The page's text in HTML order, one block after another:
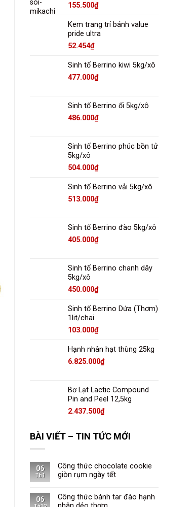
Deco cắm mặt bánh
my love bạc
Deco cắm mặt bánh
155.500₫
Kem trang trí bánh value
pride ultra
52.454₫
Sinh tố Berrino kiwi 5kg/xô
477.000₫
Sinh tố Berrino ổi 5kg/xô
486.000₫
Sinh tố Berrino phúc bồn tử
5kg/xô
504.000₫
Sinh tố Berrino vải 5kg/xô
513.000₫
Sinh tố Berrino đào 5kg/xô
405.000₫
Sinh tố Berrino chanh dây
5kg/xô
450.000₫
Sinh tố Berrino Dứa (Thơm)
1lit/chai
103.000₫
Hạnh nhân hạt thùng 25kg
6.825.000₫
Bơ Lạt Lactic Compound
Pin and Peel 12,5kg
2.437.500₫
BÀI VIẾT – TIN TỨC MỚI
06
Th1
Công thức chocolate cookie
giòn rụm ngày tết
06
Công thức bánh tar đào hạnh